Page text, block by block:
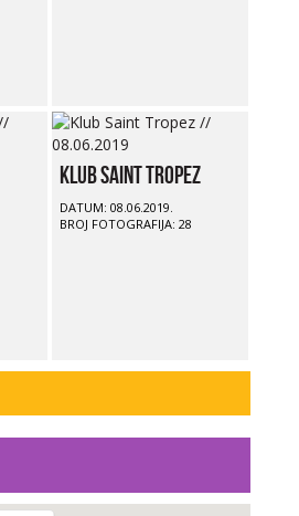
Klub Saint Tropez
DATUM: 08.06.2019.
BROJ FOTOGRAFIJA: 28